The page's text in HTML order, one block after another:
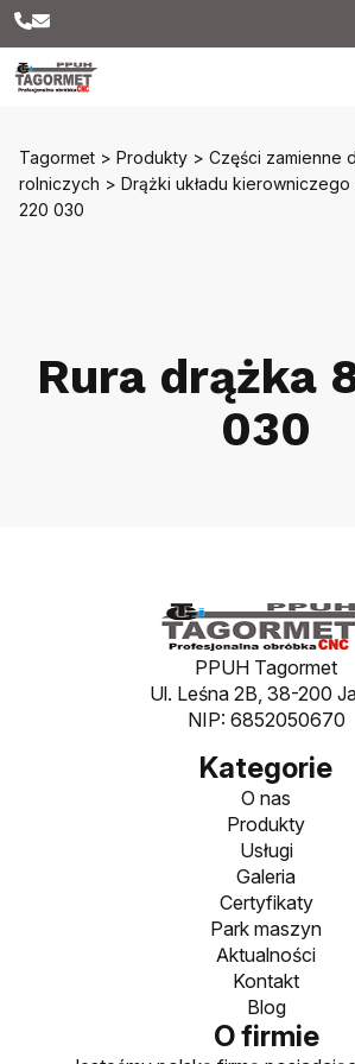
Tagormet > Produkty > Części zamienne
rolniczych > Drążki układu kierowniczego
220 030
Rura drążka
030
PPUH Tagormet
Ul. Leśna 2B, 38-200
NIP: 6852050670
Kategorie
O nas
Produkty
Usługi
Galeria
Certyfikaty
Park maszyn
Aktualności
Kontakt
Blog
O firmie